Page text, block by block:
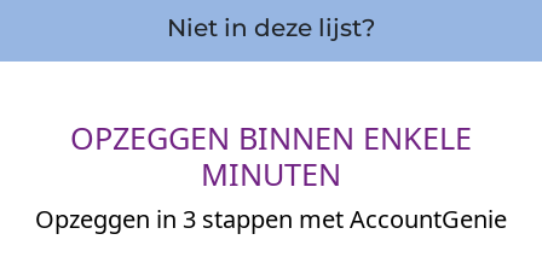
Niet in deze lijst?
OPZEGGEN BINNEN ENKELE
MINUTEN
Opzeggen in 3 stappen met AccountGenie